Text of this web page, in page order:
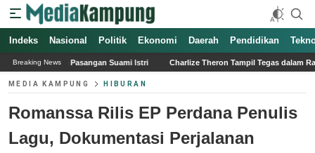
Indeks Nasional Politik Ekonomi Daerah Pendidikan
Breaking News
Suami Istri Charlize Theron Tampil Tegas dalam Rancangan Tom Ford Fall
MEDIA KAMPUNG HIBURAN
Romanssa Rilis EP Perdana Penulis
Lagu, Dokumentasi Perjalanan